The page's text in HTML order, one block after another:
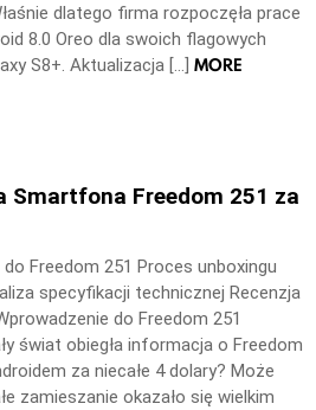
dlatego firma rozpoczęła prace
8.0 Oreo dla swoich flagowych
S8+. Aktualizacja […] MORE
Smartfona Freedom 251 za
Freedom 251 Proces unboxingu
specyfikacji technicznej Recenzja
do Freedom 251
świat obiegła informacja o Freedom
za niecałe 4 dolary? Może
zamieszanie okazało się wielkim